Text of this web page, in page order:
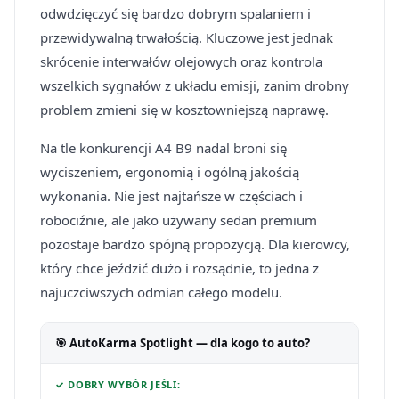
odwdzięczyć się bardzo dobrym spalaniem i
przewidywalną trwałością. Kluczowe jest jednak
skrócenie interwałów olejowych oraz kontrola
wszelkich sygnałów z układu emisji, zanim drobny
problem zmieni się w kosztowniejszą naprawę.
Na tle konkurencji A4 B9 nadal broni się
wyciszeniem, ergonomią i ogólną jakością
wykonania. Nie jest najtańsze w częściach i
robociźnie, ale jako używany sedan premium
pozostaje bardzo spójną propozycją. Dla kierowcy,
który chce jeździć dużo i rozsądnie, to jedna z
najuczciwszych odmian całego modelu.
🎯 AutoKarma Spotlight — dla kogo to auto?
✓ DOBRY WYBÓR JEŚLI: